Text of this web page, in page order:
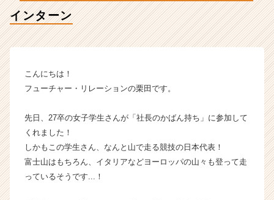
レ
ョ
タ
ム
ラ
イ
インターン
こんにちは！
フューチャー・リレーションの栗田です。
先日、27卒の女子学生さんが「社長のかばん持ち」に参加して
くれました！
しかもこの学生さん、なんと山で走る競技の日本代表！
富士山はもちろん、イタリアなどヨーロッパの山々も登って走
っているそうです...！